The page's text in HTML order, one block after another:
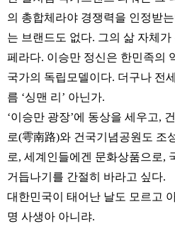
의 총합체라야 경쟁력을 인정받
는 브랜드도 없다. 그의 삶 자체
페라다. 이승만 정신은 한민족의
국가의 독립모델이다. 더구나 전
름 ‘싱맨 리’ 아닌가.
‘이승만 광장’에 동상을 세우고,
로(雩南路)와 건국기념공원도 조
로, 세계인들에겐 문화상품으로,
거듭나기를 간절히 바라고 싶다.
대한민국이 태어난 날도 모르고
명 사생아 아니랴.